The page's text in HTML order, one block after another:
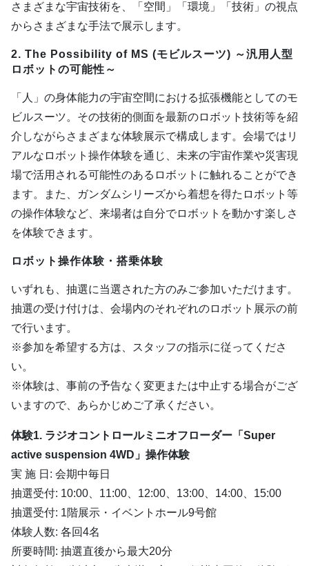
さまざまな宇宙技術を、「空間」「環境」「技術」の視点
からさまざまな手法で展示します。
2. The Possibility of MS (モビルスーツ) ～汎用人型
ロボットの可能性～
「人」の身体能力の宇宙空間における拡張機能としてのモ
ビルスーツ。その技術的側面を最新のロボット技術等を紹
介しながらさまざまな体験展示で構成します。会場ではリ
アルなロボット操作体験を通じ、未来の宇宙作業や災害現
場で活用される可能性のあるロボットに触れることができ
ます。また、ガンダムシリーズから着想を得たロボット等
の操作体験など、来場者は自分でロボットを動かす楽しさ
を体験できます。
ロボット操作体験・搭乗体験
いずれも、抽選に当選された方のみご参加いただけます。
抽選の受け付けは、会場内のそれぞれのロボット展示の前
で行います。
※参加を希望する方は、スタッフの指示に従ってくださ
い。
※体験は、事前の予告なく変更または中止する場合がござ
いますので、あらかじめご了承ください。
体験1. ラジオコントロールミニオフローダー「Super
active suspension 4WD」操作体験
実 施 日: 会期中毎日
抽選受付: 10:00、11:00、12:00、13:00、14:00、15:00
抽選受付: 1階展示・イベントホール9号館
体験人数: 各回4名
所要時間: 抽選直後から最大20分